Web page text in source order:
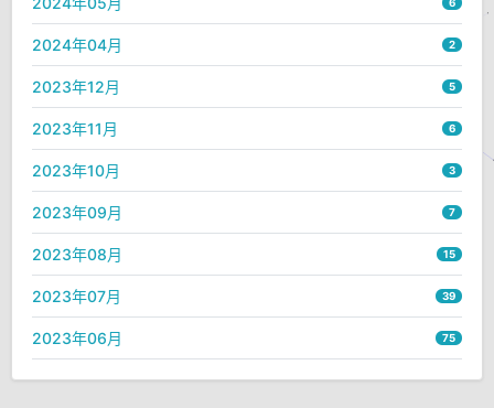
6
2024年04月 2
2023年12月 5
2023年11月 6
2023年10月 3
2023年09月 7
2023年08月 15
2023年07月 39
2023年06月 75